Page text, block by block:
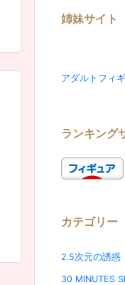
姉妹サイト
アダルトフィ
ランキング
カテゴリー
2.5次元の誘惑
30 MINUTES